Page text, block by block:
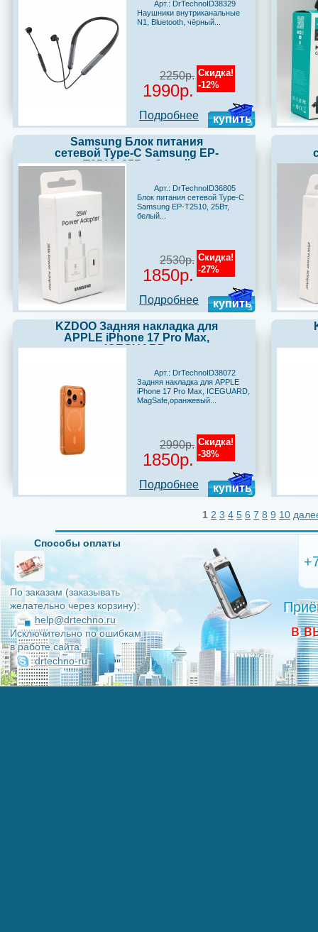
Арт.: DrTechnoID38329
Наушники внутриканальные
N1, Bluetooth, чёрный...
2250р. Скидка!
-12%
1990р.
Подробнее
купить
Samsung Блок питания
сетевой Type-C Samsung EP-
T2510, 25Вт, белый
Арт.: DrTechnoID36805
Блок питания сетевой Type-C
Samsung EP-T2510, 25Вт,
белый...
2530р. Скидка!
-27%
1850р.
Подробнее купить
KZDOO Задняя накладка для
APPLE iPhone 17 Pro Max,
ICEGUARD,
Арт.: DrTechnoID38072
Задняя накладка для APPLE
iPhone 17 Pro Max, ICEGUARD,
MagSafe,оранжевый...
2990р. Скидка!
-38%
1850р.
Подробнее купить
1 2 3 4 5 6 7 8 9 10
Способы оплаты
По заказам (заказывать
желательно через корзину):
help@drtechno.ru
Исключительно по ошибкам
в работе сайта:
drtechno-ru
в